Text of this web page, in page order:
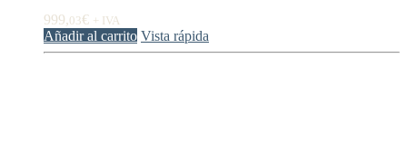
999,03€ + IVA
Añadir al carrito Vista rápida